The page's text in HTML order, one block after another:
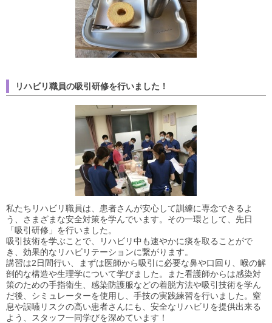
リハビリ職員の吸引研修を行いました！
私たちリハビリ職員は、患者さんが安心して訓練に専念できるよ
う、さまざまな安全対策を学んでいます。その一環として、先日
「吸引研修」を行いました。
吸引技術を学ぶことで、リハビリ中も速やかに痰を取ることがで
き、効果的なリハビリテーションに繋がります。
講習は2日間行い、まずは医師から吸引に必要な鼻や口回り、喉の解
剖的な構造や生理学について学びました。また看護師からは感染対
策のための手指衛生、感染防護服などの着脱方法や吸引技術を学ん
だ後、シミュレーターを使用し、手技の実践練習を行いました。窒
息や誤嚥リスクの高い患者さんにも、安全なリハビリを提供出来る
よう、スタッフ一同学びを深めています！